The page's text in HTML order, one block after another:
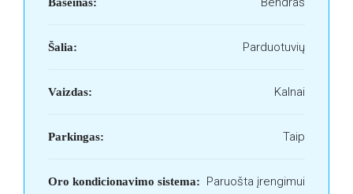
Šalia: Parduotuvių
Vaizdas: Kalnai
Parkingas: Taip
Oro kondicionavimo sistema: Paruošta įrengimui